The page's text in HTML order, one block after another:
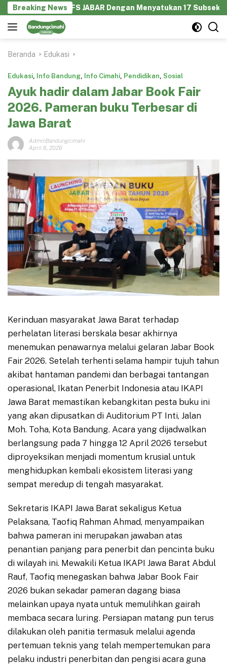
Langsung
ke
konten
Breaking News
GEKRAFS JABAR Dengan Menyatukan 17 Subsektor
Beranda Edukasi
Edukasi, Info Bandung, Info Cimahi, Pendidikan, Sosial
Ayuk hadir dalam Jabar Book Fair
2026. Pameran buku Terbesar di
Jawa Barat
AdminBandungcimahi
April 6, 2026
Kerinduan masyarakat Jawa Barat terhadap
perhelatan literasi berskala besar akhirnya
menemukan penawarnya melalui gelaran Jabar Book
Fair 2026. Setelah terhenti selama hampir tujuh tahun
akibat hantaman pandemi dan berbagai tantangan
operasional, Ikatan Penerbit Indonesia atau IKAPI
Jawa Barat memastikan kebangkitan pesta buku ini
yang akan dipusatkan di Auditorium PT Inti, Jalan
Moh. Toha, Kota Bandung. Acara yang dijadwalkan
berlangsung pada 7 hingga 12 April 2026 tersebut
diproyeksikan menjadi momentum krusial untuk
menghidupkan kembali ekosistem literasi yang
sempat meredup di tengah masyarakat.
Sekretaris IKAPI Jawa Barat sekaligus Ketua
Pelaksana, Taofiq Rahman Ahmad, menyampaikan
bahwa pameran ini merupakan jawaban atas
penantian panjang para penerbit dan pencinta buku
di wilayah ini. Mewakili Ketua IKAPI Jawa Barat Abdul
Rauf, Taofiq menegaskan bahwa Jabar Book Fair
2026 bukan sekadar pameran dagang biasa
melainkan upaya nyata untuk memulihkan gairah
membaca secara luring. Persiapan matang pun terus
dilakukan oleh panitia termasuk melalui agenda
pertemuan teknis yang telah mempertemukan para
pelaku industri penerbitan dan pengisi acara guna